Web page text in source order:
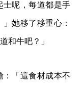
士呢，每道都是手
她移了移重心：
和牛吧？」
：「這食材成本不